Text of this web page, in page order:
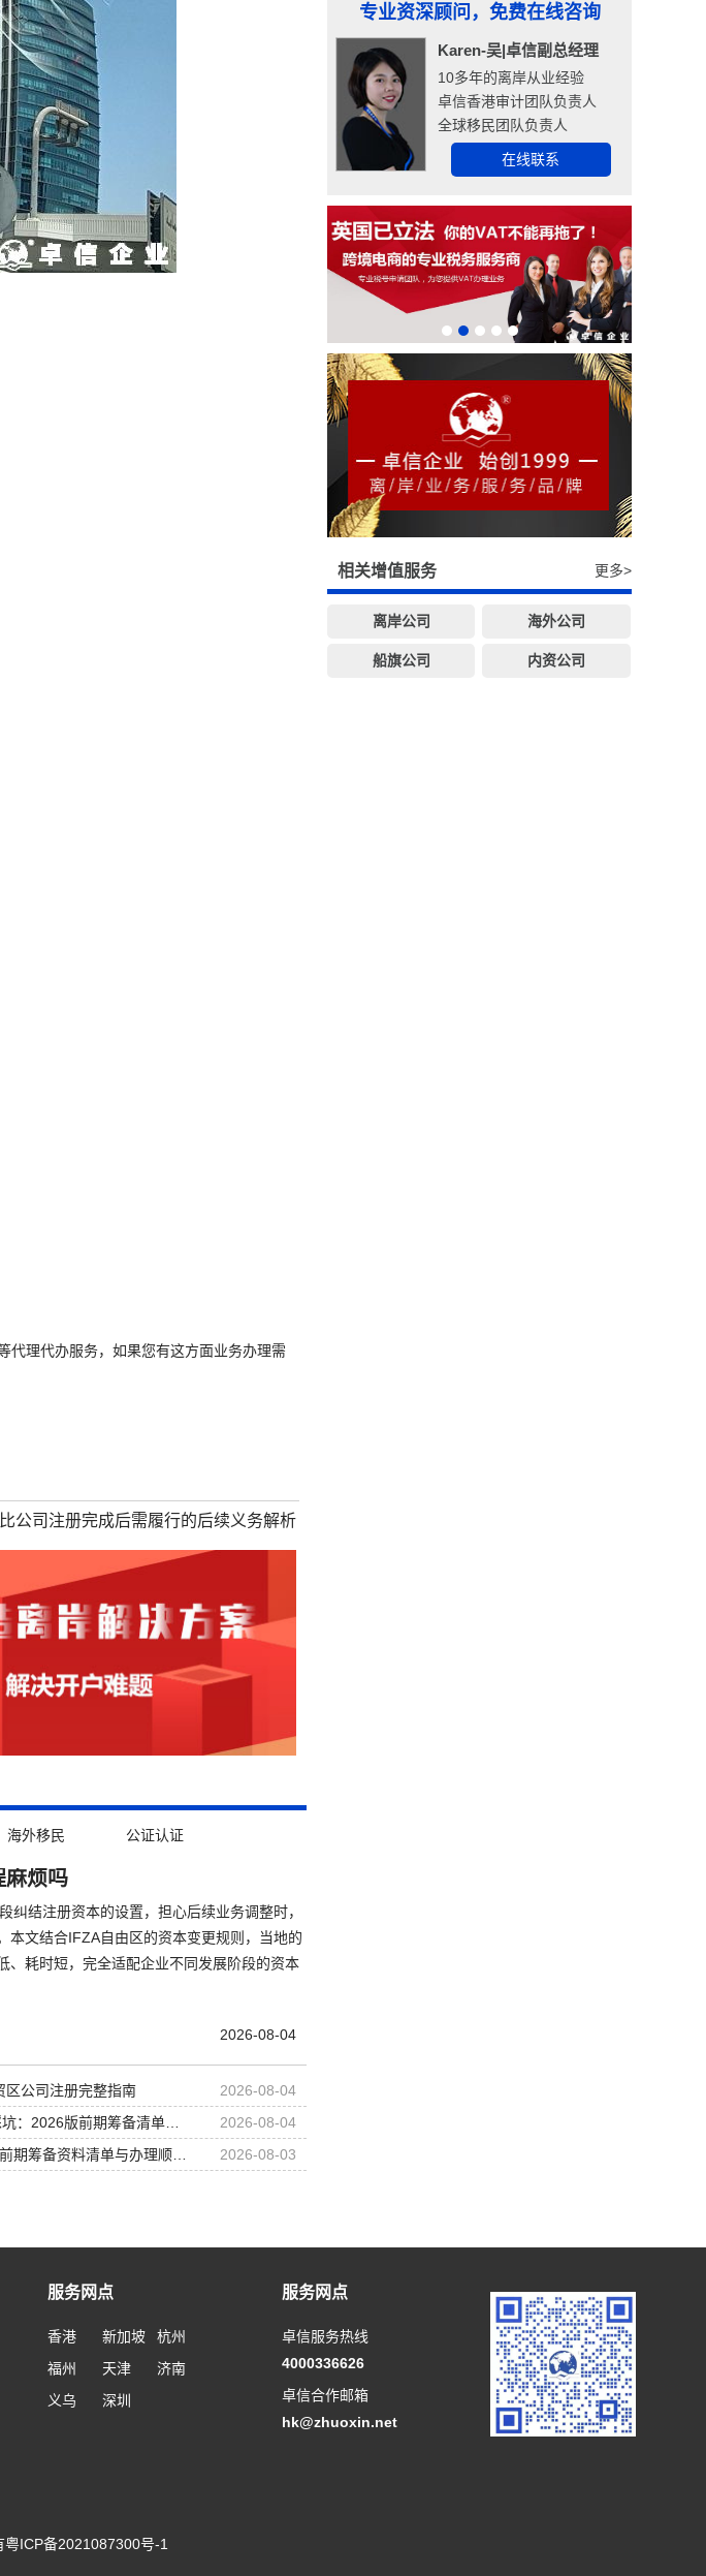
代理代办服务，如果您有这方面业务办理需
公司注册完成后需履行的后续义务解析
海外移民 公证认证
麻烦吗
结注册资本的设置，担心后续业务调整时，
本文结合IFZA自由区的资本变更规则，当地的
、耗时短，完全适配企业不同发展阶段的资本
2026-08-04
区公司注册完整指南
2026-08-04
2026-08-04
2026-08-03
专业资深顾问，免费在线咨询
Karen-吴|卓信副总经理
10多年的离岸从业经验
卓信香港审计团队负责人
全球移民团队负责人
在线联系
相关增值服务 更多>
离岸公司 海外公司
船旗公司 内资公司
服务网点
香港 新加坡
杭州
福州
天津
济南
义乌
深圳
服务网点
卓信服务热线
4000336626
卓信合作邮箱
hk@zhuoxin.net
粤ICP备2021087300号-1